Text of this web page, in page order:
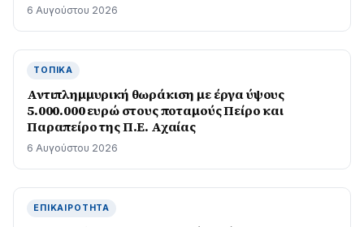
6 Αυγούστου 2026
ΤΟΠΙΚΆ
Αντιπλημμυρική θωράκιση με έργα ύψους
5.000.000 ευρώ στους ποταμούς Πείρο και
Παραπείρο της Π.Ε. Αχαίας
6 Αυγούστου 2026
ΕΠΙΚΑΙΡΌΤΗΤΑ